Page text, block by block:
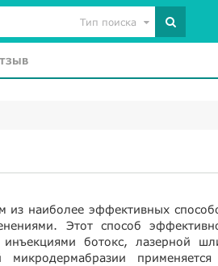
Тип поиска
из наиболее эффективных
Этот способ
ботокс, лазерной